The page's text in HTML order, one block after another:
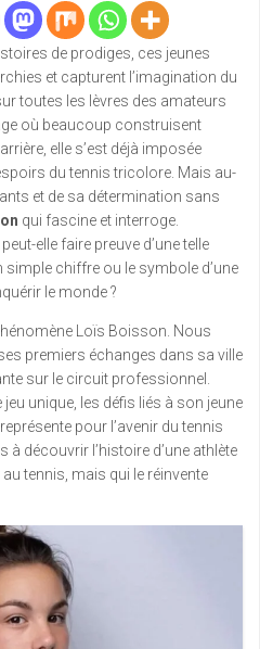
de prodiges, ces jeunes
et capturent l’imagination du
toutes les lèvres des amateurs
où beaucoup construisent
elle s’est déjà imposée
du tennis tricolore. Mais au-
et de sa détermination sans
qui fascine et interroge.
elle faire preuve d’une telle
simple chiffre ou le symbole d’une
le monde ?
Loïs Boisson. Nous
premiers échanges dans sa ville
sur le circuit professionnel.
unique, les défis liés à son jeune
pour l’avenir du tennis
découvrir l’histoire d’une athlète
tennis, mais qui le réinvente